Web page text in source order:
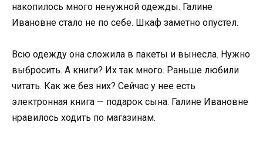
накопилось много ненужной одежды. Галине
Ивановне стало не по себе. Шкаф заметно опустел.
Всю одежду она сложила в пакеты и вынесла. Нужно
выбросить. А книги? Их так много. Раньше любили
читать. Как же без них? Сейчас у нее есть
электронная книга — подарок сына. Галине Ивановне
нравилось ходить по магазинам.